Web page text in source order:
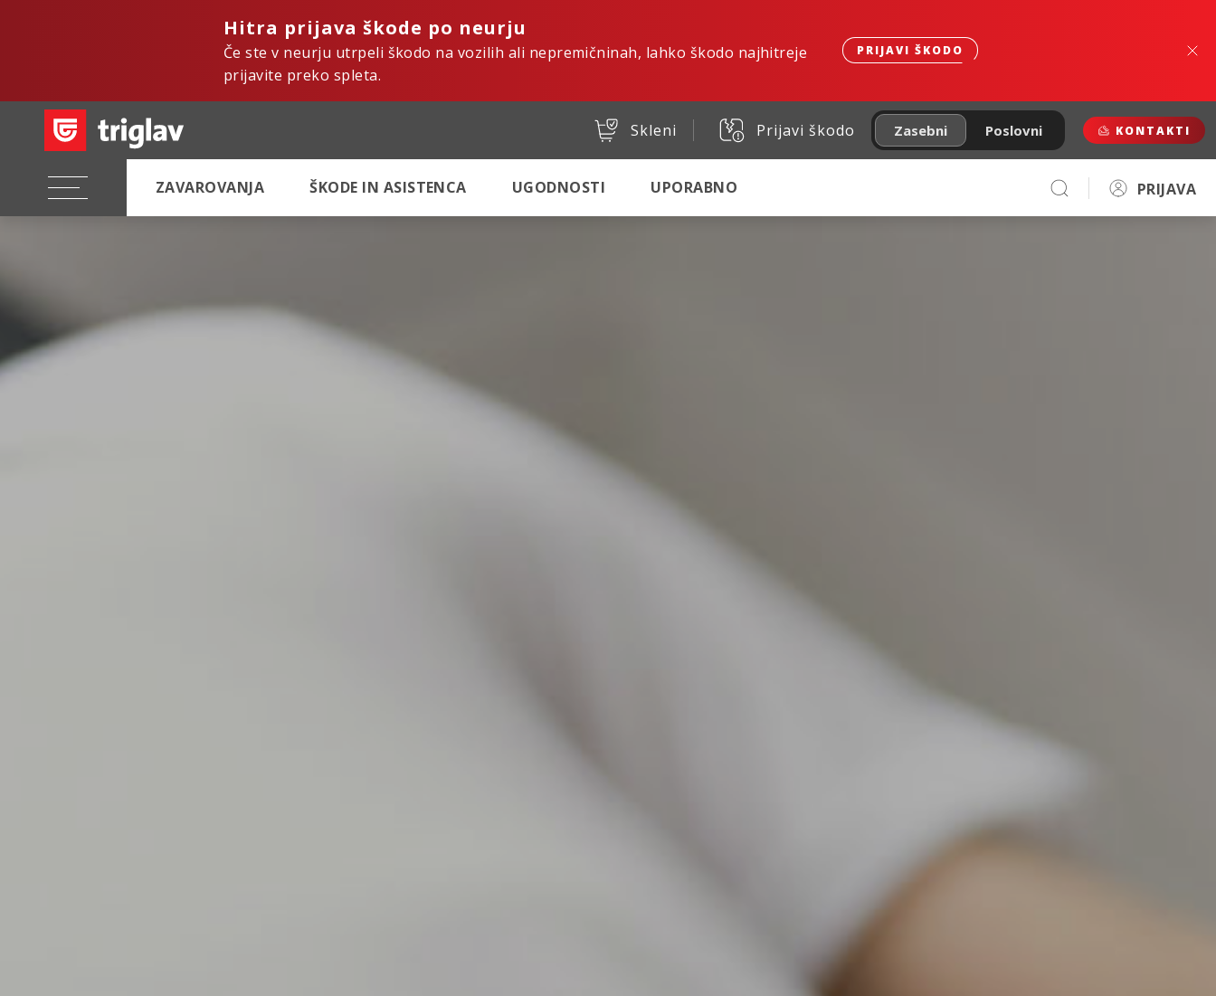
Hitra prijava škode po neurju
Če ste v neurju utrpeli škodo na vozilih ali nepremičninah, lahko škodo najhitreje
prijavite preko spleta.
PRIJAVI ŠKODO
Skleni Prijavi škodo Zasebni Poslovni KONTAKTI
ZAVAROVANJA ŠKODE IN ASISTENCA UGODNOSTI UPORABNO PRIJAVA